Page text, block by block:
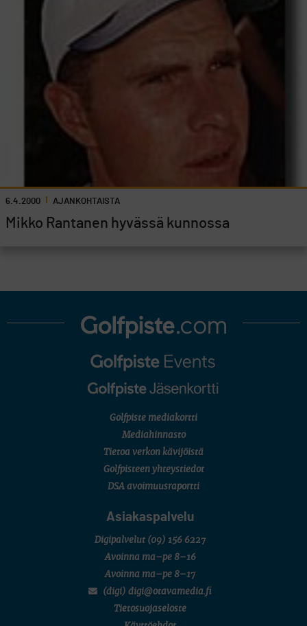
6.4.2000 AJANKOHTAISTA
Mikko Rantanen hyvässä kunnossa
Golfpiste mediakortti
Mediahinnasto
Tietoa verkon kävijöistä
Golfpisteen yhteystiedot
DSA avoimuusraportti
Asiakaspalvelu
Digipalvelut (09) 156 6227
Avoinna ma–pe 8–16
Avoinna ma–pe 8–17
(digi) digi@otavamedia.fi
Tietosuojaseloste